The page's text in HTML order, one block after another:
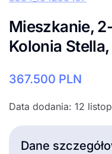
Mieszkanie,
Kolonia
367.500 PLN
Data dodania: 12
Dane